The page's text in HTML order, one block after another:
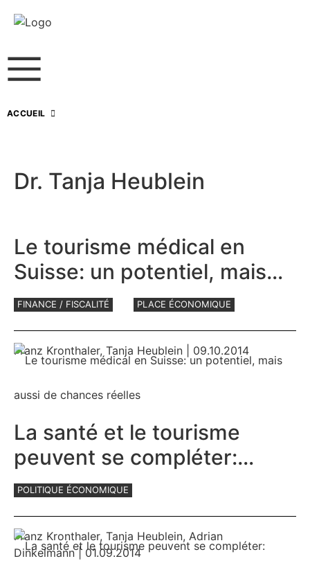
ACCUEIL
Dr. Tanja Heublein
Le tourisme médical en
Suisse: un potentiel, mais
aussi de chances réelles
FINANCE / FISCALITÉ PLACE ÉCONOMIQUE
Franz Kronthaler, Tanja Heublein | 09.10.2014
La santé et le tourisme
peuvent se compléter:
l’exemple de Davos
POLITIQUE ÉCONOMIQUE
Franz Kronthaler, Tanja Heublein, Adrian
Dinkelmann| 01.09.2014